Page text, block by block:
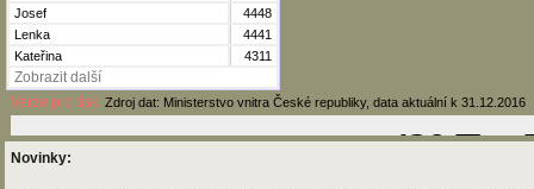
Josef
4448
Lenka
4441
Kateřina
4311
Zobrazit další
Verze pro tisk Zdroj dat: Ministerstvo vnitra České republiky, data aktuální k 31.12.2016
Novinky: